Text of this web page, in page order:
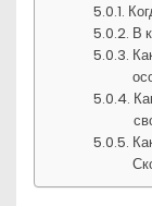
В